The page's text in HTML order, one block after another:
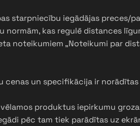
starpniecību iegādājas preces/
normām, kas regulē distances
noteikumiem „Noteikumi par
un specifikācija ir
produktus iepirkumu
pēc tam tiek parādītas uz